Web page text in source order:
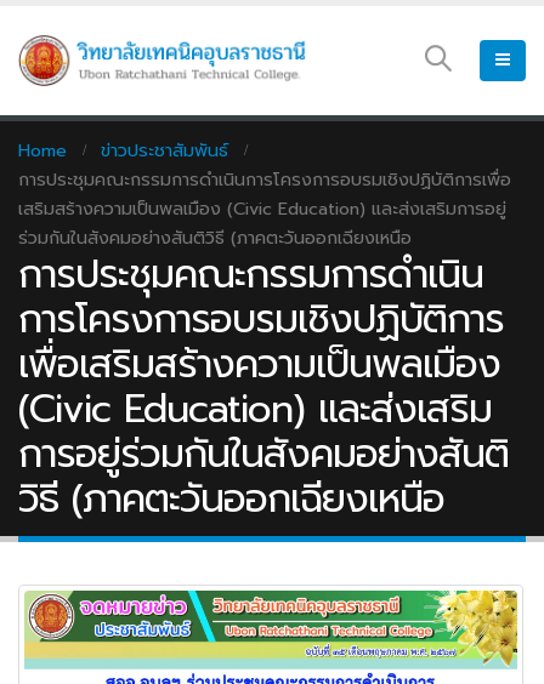
Home
ข่าวประชาสัมพันธ์
การประชุมคณะกรรมการดำเนินการโครงการอบรมเชิงปฏิบัติการเพื่อ
เสริมสร้างความเป็นพลเมือง (Civic Education) และส่งเสริมการอยู่
ร่วมกันในสังคมอย่างสันติวิธี (ภาคตะวันออกเฉียงเหนือ
การประชุมคณะกรรมการดำเนิน
การโครงการอบรมเชิงปฏิบัติการ
เพื่อเสริมสร้างความเป็นพลเมือง
(Civic Education) และส่งเสริม
การอยู่ร่วมกันในสังคมอย่างสันติ
วิธี (ภาคตะวันออกเฉียงเหนือ